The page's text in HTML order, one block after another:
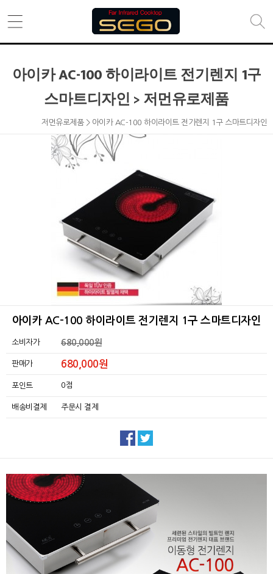
아이카 AC-100 하이라이트 전기렌지 1구
스마트디자인 > 저먼유로제품
저먼유로제품 > 아이카 AC-100 하이라이트 전기렌지 1구 스마트디자인
아이카 AC-100 하이라이트 전기렌지 1구 스마트디자인
소비자가 680,000원
판매가 680,000원
포인트 0점
배송비결제 주문시 결제